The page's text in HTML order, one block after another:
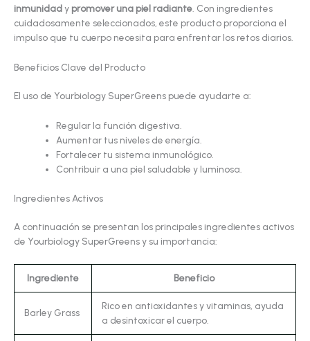
inmunidady promover una piel radiante . Con ingredientes
cuidadosamente seleccionados, este producto proporciona el
impulso que tu cuerpo necesita para enfrentar los retos diarios.
Beneficios Clave del Producto
El uso de Yourbiology SuperGreens puede ayudarte a:
Regular la función digestiva.
Aumentar tus niveles de energía.
Fortalecer tu sistema inmunológico.
Contribuir a una piel saludable y luminosa.
Ingredientes Activos
A continuación se presentan los principales ingredientes activos
de Yourbiology SuperGreens y su importancia:
Ingrediente Beneficio
Barley Grass
Rico en antioxidantes y vitaminas, ayuda
a desintoxicar el cuerpo.